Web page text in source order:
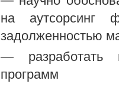
на аутсорсинг
задолженностью
— разработать
программ